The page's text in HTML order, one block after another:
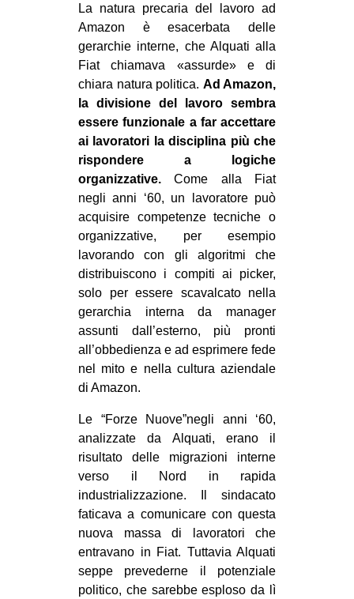
La natura precaria del lavoro ad
Amazon è esacerbata delle
gerarchie interne, che Alquati alla
Fiat chiamava «assurde» e di
chiara natura politica. Ad Amazon,
la divisione del lavoro sembra
essere funzionale a far accettare
ai lavoratori la disciplina più che
rispondere a logiche
organizzative. Come alla Fiat
negli anni ‘60, un lavoratore può
acquisire competenze tecniche o
organizzative, per esempio
lavorando con gli algoritmi che
distribuiscono i compiti ai picker,
solo per essere scavalcato nella
gerarchia interna da manager
assunti dall’esterno, più pronti
all’obbedienza e ad esprimere fede
nel mito e nella cultura aziendale
di Amazon.
Le “Forze Nuove”negli anni ‘60,
analizzate da Alquati, erano il
risultato delle migrazioni interne
verso il Nord in rapida
industrializzazione. Il sindacato
faticava a comunicare con questa
nuova massa di lavoratori che
entravano in Fiat. Tuttavia Alquati
seppe prevederne il potenziale
politico, che sarebbe esploso da lì